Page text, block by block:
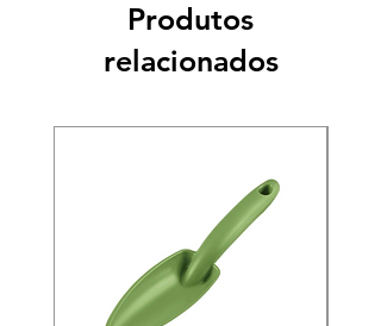
Produtos
relacionados